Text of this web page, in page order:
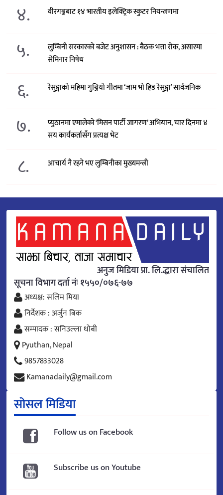
४. वीरगञ्जबाट १४ भारतीय इलेक्ट्रिक स्कुटर नियन्त्रणमा
५.
लुम्बिनी सरकारको बजेट अनुशासन : बैठक भत्ता रोक, असारमा
सेमिनार निषेध
६. रेसुङ्गाको महिमा गुञ्जियो गीतमा ‘जाम भो हिड रेसुङ्गा’ सार्वजनिक
७.
प्युठानमा एमालेको ‘मिसन पार्टी जागरण’ अभियान, चार दिनमा ४
सय कार्यकर्तासँग प्रत्यक्ष भेट
८. आचार्य नै रहने भए लुम्बिनीका मुख्यमन्त्री
अनुज मिडिया प्रा. लि.द्धारा संचालित
सूचना विभाग दर्ता नंः १५५०/०७६-७७
अध्यक्ष: सलिम मिया
निर्देशक : अर्जुन बिक
सम्पादक : सनिउल्ला धोबी
Pyuthan, Nepal
9857833028
Kamanadaily@gmail.com
सोसल मिडिया
Follow us on Facebook
Subscribe us on Youtube